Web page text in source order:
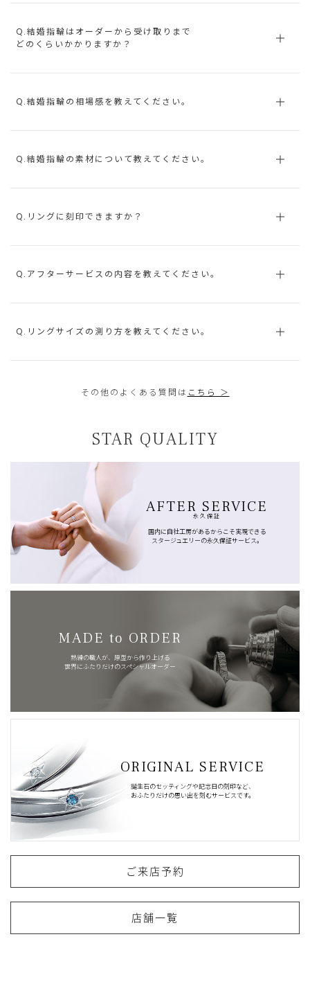
Q.結婚指輪はオーダーから受け取りまで
どのくらいかかりますか？
Q.結婚指輪の相場感を教えてください。
Q.結婚指輪の素材について教えてください。
Q.リングに刻印できますか？
Q.アフターサービスの内容を教えてください。
Q.リングサイズの測り方を教えてください。
その他のよくある質問は こちら ＞
STAR QUALITY
AFTER SERVICE
永久保証
国内に自社工房があるからこそ実現できる
スタージュエリーの永久保証サービス。
MADE to ORDER
熟練の職人が、原型から作り上げる
世界にふたりだけのスペシャルオーダー
ORIGINAL SERVICE
誕生石のセッティングや記念日の刻印など、
おふたりだけの思い出を刻むサービスです。
ご来店予約
店舗一覧